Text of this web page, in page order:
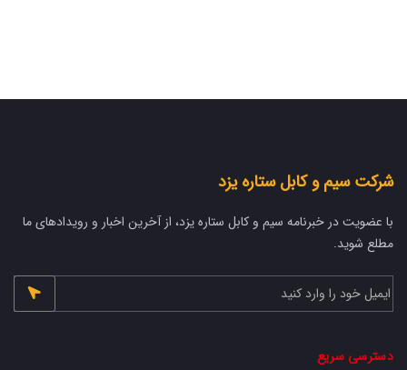
شرکت سیم و کابل ستاره یزد
با عضویت در خبرنامه سیم و کابل ستاره یزد، از آخرین اخبار و رویدادهای ما
مطلع شوید.
دسترسی سریع